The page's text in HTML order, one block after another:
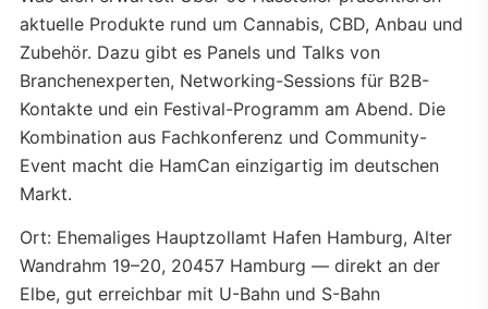
aktuelle Produkte rund um Cannabis, CBD, Anbau und
Zubehör. Dazu gibt es Panels und Talks von
Branchenexperten, Networking-Sessions für B2B-
Kontakte und ein Festival-Programm am Abend. Die
Kombination aus Fachkonferenz und Community-
Event macht die HamCan einzigartig im deutschen
Markt.
Ort: Ehemaliges Hauptzollamt Hafen Hamburg, Alter
Wandrahm 19–20, 20457 Hamburg — direkt an der
Elbe, gut erreichbar mit U-Bahn und S-Bahn